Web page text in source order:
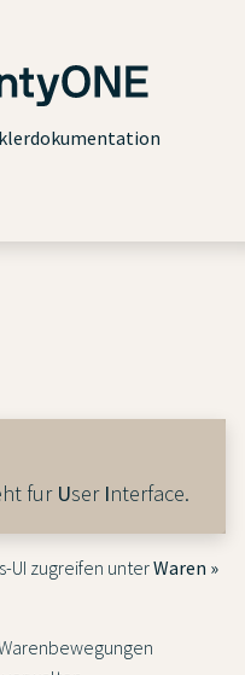
fur User Interface.
UI zugreifen unterWaren »